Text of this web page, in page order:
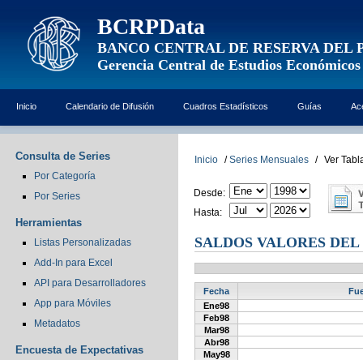
BCRPData
BANCO CENTRAL DE RESERVA DEL
Gerencia Central de Estudios Económicos
Inicio Calendario de Difusión Cuadros Estadísticos Guías
Consulta de Series
Por Categoría
Por Series
Herramientas
Listas Personalizadas
Add-In para Excel
API para Desarrolladores
App para Móviles
Metadatos
Encuesta de Expectativas
Inicio / Series Mensuales / Ver
Desde:
Hasta:
SALDOS VALORES
Fecha
Ene98
Feb98
Mar98
Abr98
May98